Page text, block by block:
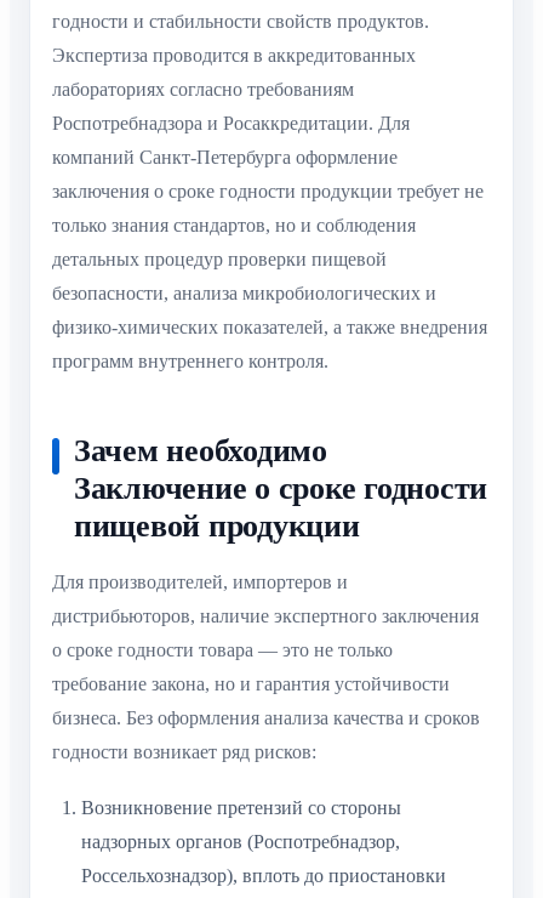
годности и стабильности свойств продуктов.
Экспертиза проводится в аккредитованных
лабораториях согласно требованиям
Роспотребнадзора и Росаккредитации. Для
компаний Санкт-Петербурга оформление
заключения о сроке годности продукции требует не
только знания стандартов, но и соблюдения
детальных процедур проверки пищевой
безопасности, анализа микробиологических и
физико-химических показателей, а также внедрения
программ внутреннего контроля.
Зачем необходимо
Заключение о сроке годности
пищевой продукции
Для производителей, импортеров и
дистрибьюторов, наличие экспертного заключения
о сроке годности товара — это не только
требование закона, но и гарантия устойчивости
бизнеса. Без оформления анализа качества и сроков
годности возникает ряд рисков:
Возникновение претензий со стороны
надзорных органов (Роспотребнадзор,
Россельхознадзор), вплоть до приостановки